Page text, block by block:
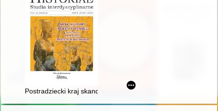
Postradziecki kraj skandynawski : Estonia i jej polityka